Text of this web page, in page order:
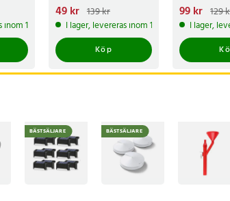
:
1-2 vardagar
kg
Nuvarande pris
49 krTidigare pris:
139 kr
49 kr 139 kr
I lager, levereras inom 1-2 vardagar
Köp
ludd- och
Nuvarande
99 kr
129 kr
99 kr 129
I lager,
BÄSTSÄLJARE BÄSTSÄLJARE